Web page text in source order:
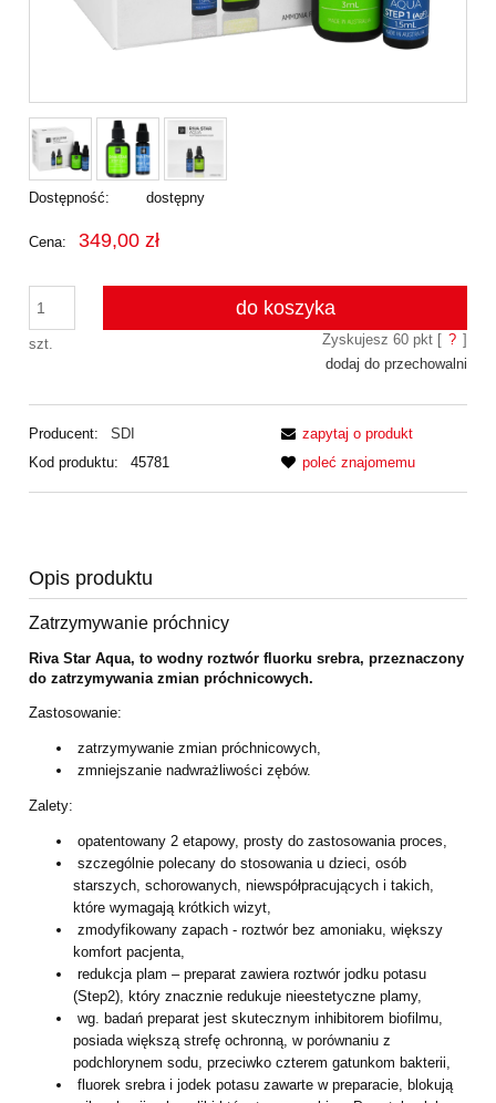
Dostępność: dostępny
Cena: 349,00 zł
szt.
do koszyka
Zyskujesz 60pkt [ ? ]
dodaj do przechowalni
Producent:
SDI
Kod produktu:
45781
zapytaj o produkt
poleć znajomemu
Opis produktu
Zatrzymywanie próchnicy
Riva Star Aqua, to wodny roztwór fluorku srebra, przeznaczony
do zatrzymywania zmian próchnicowych.
Zastosowanie:
zatrzymywanie zmian próchnicowych,
zmniejszanie nadwrażliwości zębów.
Zalety:
opatentowany 2 etapowy, prosty do zastosowania proces,
szczególnie polecany do stosowania u dzieci, osób
starszych, schorowanych, niewspółpracujących i takich,
które wymagają krótkich wizyt,
zmodyfikowany zapach - roztwór bez amoniaku, większy
komfort pacjenta,
redukcja plam – preparat zawiera roztwór jodku potasu
(Step2), który znacznie redukuje nieestetyczne plamy,
wg. badań preparat jest skutecznym inhibitorem biofilmu,
posiada większą strefę ochronną, w porównaniu z
podchlorynem sodu, przeciwko czterem gatunkom bakterii,
fluorek srebra i jodek potasu zawarte w preparacie, blokują